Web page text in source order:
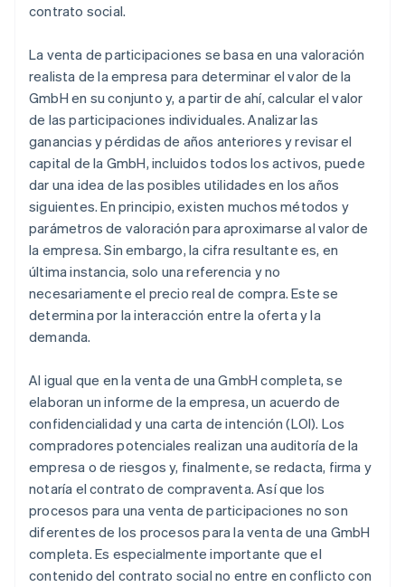
contrato social.
La venta de participaciones se basa en una valoración
realista de la empresa para determinar el valor de la
GmbH en su conjunto y, a partir de ahí, calcular el valor
de las participaciones individuales. Analizar las
ganancias y pérdidas de años anteriores y revisar el
capital de la GmbH, incluidos todos los activos, puede
dar una idea de las posibles utilidades en los años
siguientes. En principio, existen muchos métodos y
parámetros de valoración para aproximarse al valor de
la empresa. Sin embargo, la cifra resultante es, en
última instancia, solo una referencia y no
necesariamente el precio real de compra. Este se
determina por la interacción entre la oferta y la
demanda.
Al igual que en la venta de una GmbH completa, se
elaboran un informe de la empresa, un acuerdo de
confidencialidad y una carta de intención (LOI). Los
compradores potenciales realizan una auditoría de la
empresa o de riesgos y, finalmente, se redacta, firma y
notaría el contrato de compraventa. Así que los
procesos para una venta de participaciones no son
diferentes de los procesos para la venta de una GmbH
completa. Es especialmente importante que el
contenido del contrato social no entre en conflicto con